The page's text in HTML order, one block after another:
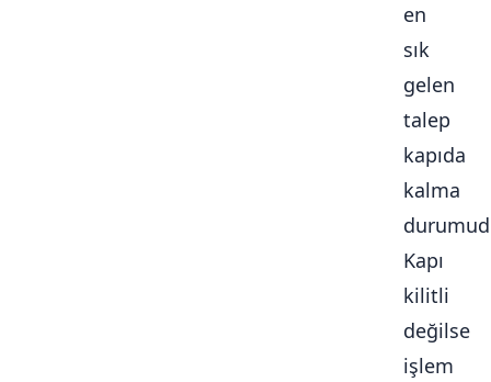
en
sık
gelen
talep
kapıda
kalma
Kapı
kilitli
değilse
işlem